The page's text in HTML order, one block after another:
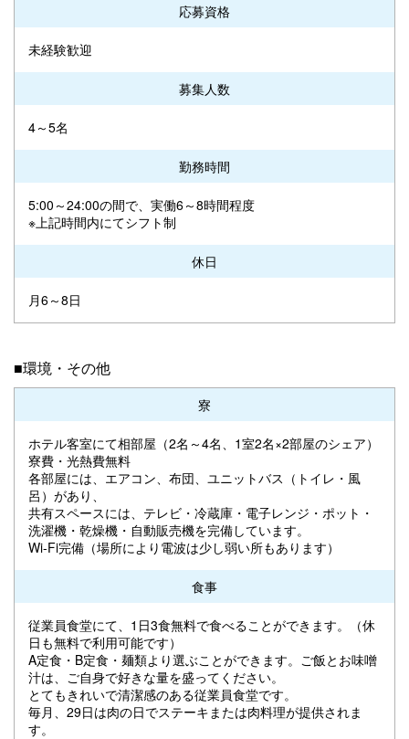
応募資格
未経験歓迎
募集人数
4～5名
勤務時間
5:00～24:00の間で、実働6～8時間程度
※上記時間内にてシフト制
休日
月6～8日
■環境・その他
寮
ホテル客室にて相部屋（2名～4名、1室2名×2部屋のシェア）
寮費・光熱費無料
各部屋には、エアコン、布団、ユニットバス（トイレ・風
呂）があり、
共有スペースには、テレビ・冷蔵庫・電子レンジ・ポット・
洗濯機・乾燥機・自動販売機を完備しています。
Wi-Fi完備（場所により電波は少し弱い所もあります）
食事
従業員食堂にて、1日3食無料で食べることができます。（休
日も無料で利用可能です）
A定食・B定食・麺類より選ぶことができます。ご飯とお味噌
汁は、ご自身で好きな量を盛ってください。
とてもきれいで清潔感のある従業員食堂です。
毎月、29日は肉の日でステーキまたは肉料理が提供されま
す。